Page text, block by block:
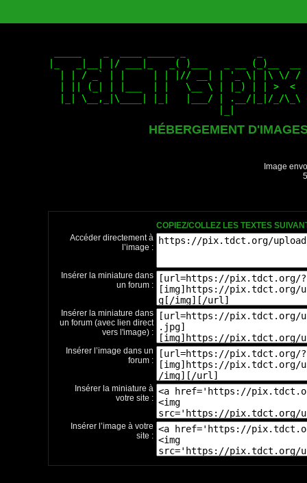
HÉBERGEMENT
Image
COPIEZ/COLLEZ LES TEXTES
Accéder directement à
l’image :
Insérer la miniature dans
un forum :
Insérer la miniature dans
un forum (avec lien direct
vers l'image) :
Insérer l’image dans un
forum :
Insérer la miniature à
votre site :
Insérer l’image à votre
site :